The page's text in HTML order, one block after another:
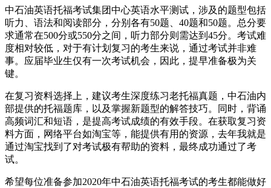
中石油英语托福考试集团中心英语水平测试，涉及的题型包括
听力、语法和阅读部分，分别各有50题、40题和50题。总分要
求通常在500分或550分之间，听力部分则需达到45分。考试难
度相对较低，对于有计划复习的考生来说，通过考试并非难
事。应届毕业生仅有一次考试机会，因此，提早准备极为关
键。
在复习资料选择上，建议考生深度练习老托福真题，中石油内
部提供的托福题库，以及掌握新题型的解答技巧。同时，背诵
高频词汇和短语，是提高考试成绩的有效手段。在获取复习资
料方面，网络平台如淘宝等，能提供有用的资源，去年我就是
通过淘宝找到了对考试极有帮助的资料，最终成功通过了考
试。
希望每位准备参加2020年中石油英语托福考试的考生都能做好